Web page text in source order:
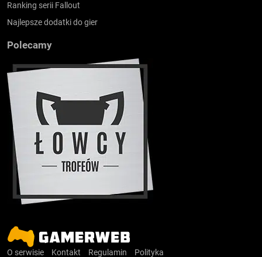
Ranking serii Fallout
Najlepsze dodatki do gier
Polecamy
O serwisie Kontakt Regulamin Polityka